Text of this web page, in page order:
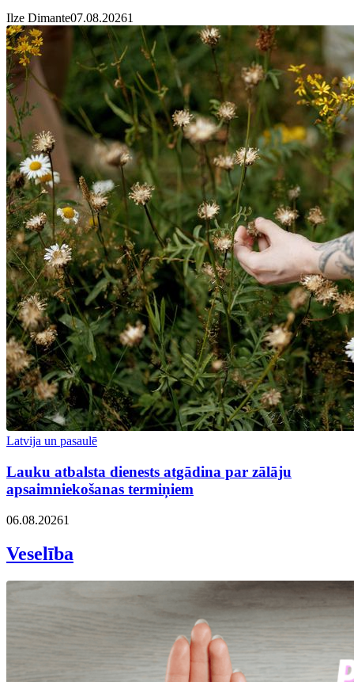
Ilze Dimante07.08.20261
Latvija un pasaulē
Lauku atbalsta dienests atgādina par zālāju
apsaimniekošanas termiņiem
06.08.20261
Veselība